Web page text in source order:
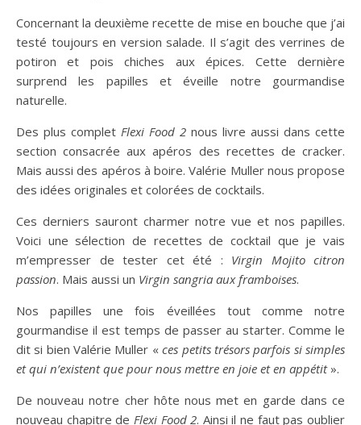
Concernant la deuxième recette de mise en bouche que j’ai
testé toujours en version salade. Il s’agit des verrines de
potiron et pois chiches aux épices. Cette dernière
surprend les papilles et éveille notre gourmandise
naturelle.
Des plus complet Flexi Food 2 nous livre aussi dans cette
section consacrée aux apéros des recettes de cracker.
Mais aussi des apéros à boire. Valérie Muller nous propose
des idées originales et colorées de cocktails.
Ces derniers sauront charmer notre vue et nos papilles.
Voici une sélection de recettes de cocktail que je vais
m’empresser de tester cet été : Virgin Mojito citron
passion. Mais aussi un Virgin sangria aux framboises.
Nos papilles une fois éveillées tout comme notre
gourmandise il est temps de passer au starter. Comme le
dit si bien Valérie Muller «ces petits trésors parfois si simples
et qui n’existent que pour nous mettre en joie et en appétit ».
De nouveau notre cher hôte nous met en garde dans ce
nouveau chapitre de Flexi Food 2. Ainsi il ne faut pas oublier